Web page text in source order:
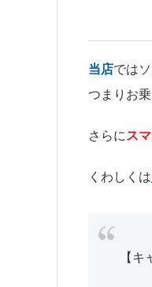
当店では
つまりお
さらに ス
くわしくは
【キ